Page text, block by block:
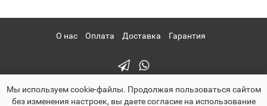
О нас Оплата Доставка Гарантия
Мы используем cookie-файлы. Продолжая пользоваться сайтом
без изменения настроек, вы даете согласие на использование